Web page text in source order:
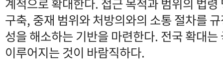
계적으로 확대한다. 접근 목적과 범위의 법
구축, 중재 범위와 처방의와의 소통 절차를
성을 해소하는 기반을 마련한다. 전국 확대
이루어지는 것이 바람직하다.